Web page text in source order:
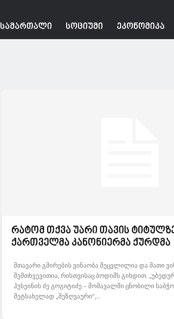
ᲡᲐᲛᲐᲠᲗᲐᲚᲘ ᲡᲝᲪᲘᲣᲛᲘ ᲔᲙᲝᲜᲝᲛᲘᲙᲐ
რატომ თქვა უარი თავის
ქართველმა კანონიერმა ქურდმა
მთავარი გმირების ვინაობა შეცვლილია და მათი
შემთხვევითია, რისთვისაც ბოდიშს გიხდით.
ჰუსეინის ძე გოგიტიძე – მომავალში ცნობილი
მეტსახელად „მეზღვაური“,...